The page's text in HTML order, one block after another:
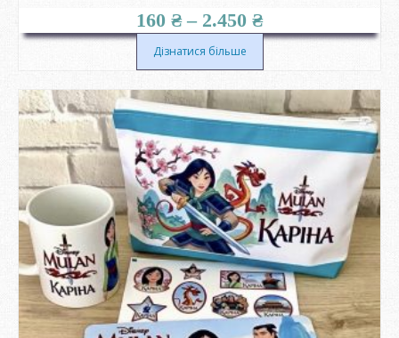
160 ₴ – 2.450 ₴Діапазон
цін:
від
до
2.450 ₴
Дізнатися більше